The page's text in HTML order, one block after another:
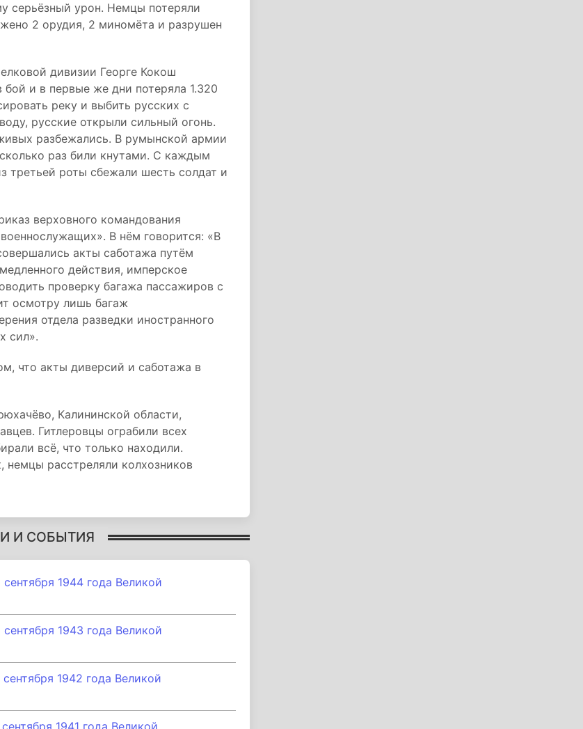
серьёзный урон. Немцы потеряли
2 орудия, 2 миномёта и разрушен
дивизии Георге Кокош
и в первые же дни потеряла 1.320
реку и выбить русских с
русские открыли сильный огонь.
разбежались. В румынской армии
раз били кнутами. С каждым
третьей роты сбежали шесть солдат и
верховного командования
В нём говорится: «В
акты саботажа путём
действия, имперское
проверку багажа пассажиров с
осмотру лишь багаж
отдела разведки иностранного
сил».
что акты диверсий и саботажа в
Калининской области,
Гитлеровцы ограбили всех
всё, что только находили.
немцы расстреляли колхозников
И СОБЫТИЯ
1944 года Великой
1943 года Великой
1942 года Великой
1941 года Великой